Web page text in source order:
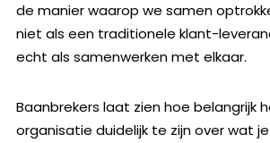
de manier waarop we samen
niet als een traditionele klant-
echt als samenwerken met elkaar.
Baanbrekers laat zien hoe belangrijk
organisatie duidelijk te zijn over wat